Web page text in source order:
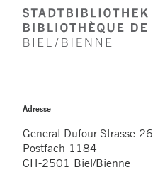
Footer
Adresse
General-Dufour-Strasse 26
Postfach 1184
CH-2501 Biel/Bienne